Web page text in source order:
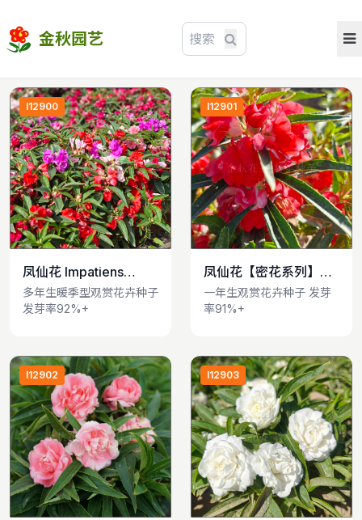
金秋园艺
I12900
查看详情
凤仙花 Impatiens
balsamina
多年生暖季型观赏花卉种子
发芽率92%+
I12901
查看详情
凤仙花【密花系列】
Impatiens balsamina
一年生观赏花卉种子 发芽
率91%+
I12902 I12903